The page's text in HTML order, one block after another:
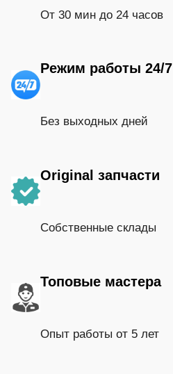
От 30 мин до 24 часов
Режим работы 24/7
Без выходных дней
Original запчасти
Собственные склады
Топовые мастера
Опыт работы от 5 лет